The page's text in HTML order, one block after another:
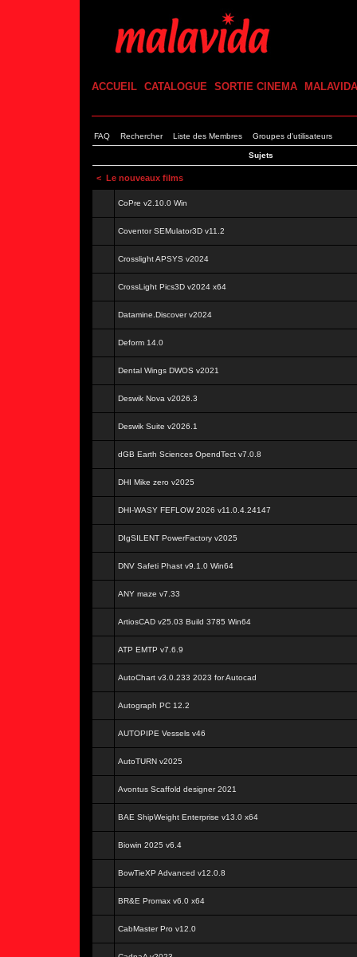
ACCUEIL CATALOGUE SORTIE CINEMA MALAVIDA
FAQ Rechercher Liste des Membres Groupes d'utilisateurs
Sujets
< Le nouveaux films
CoPre v2.10.0 Win
Coventor SEMulator3D v11.2
Crosslight APSYS v2024
CrossLight Pics3D v2024 x64
Datamine.Discover v2024
Deform 14.0
Dental Wings DWOS v2021
Deswik Nova v2026.3
Deswik Suite v2026.1
dGB Earth Sciences OpendTect v7.0.8
DHI Mike zero v2025
DHI-WASY FEFLOW 2026 v11.0.4.24147
DIgSILENT PowerFactory v2025
DNV Safeti Phast v9.1.0 Win64
ANY maze v7.33
ArtiosCAD v25.03 Build 3785 Win64
ATP EMTP v7.6.9
AutoChart v3.0.233 2023 for Autocad
Autograph PC 12.2
AUTOPIPE Vessels v46
AutoTURN v2025
Avontus Scaffold designer 2021
BAE ShipWeight Enterprise v13.0 x64
Biowin 2025 v6.4
BowTieXP Advanced v12.0.8
BR&E Promax v6.0 x64
CabMaster Pro v12.0